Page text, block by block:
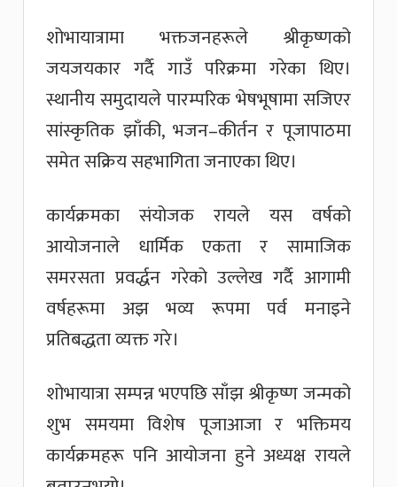
शोभायात्रामा भक्तजनहरूले श्रीकृष्णको
जयजयकार गर्दै गाउँ परिक्रमा गरेका थिए।
स्थानीय समुदायले पारम्परिक भेषभूषामा सजिएर
सांस्कृतिक झाँकी, भजन–कीर्तन र पूजापाठमा
समेत सक्रिय सहभागिता जनाएका थिए।
कार्यक्रमका संयोजक रायले यस वर्षको
आयोजनाले धार्मिक एकता र सामाजिक
समरसता प्रवर्द्धन गरेको उल्लेख गर्दै आगामी
वर्षहरूमा अझ भव्य रूपमा पर्व मनाइने
प्रतिबद्धता व्यक्त गरे।
शोभायात्रा सम्पन्न भएपछि साँझ श्रीकृष्ण जन्मको
शुभ समयमा विशेष पूजाआजा र भक्तिमय
कार्यक्रमहरू पनि आयोजना हुने अध्यक्ष रायले